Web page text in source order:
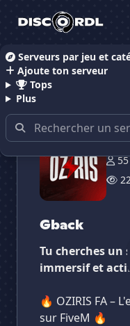
Serveurs par jeu et
Ajoute ton serveur
Tops
Plus
Accueil Serveurs
Gback
Tu cherches un
immersif et actif
🔥 OZIRIS FA –
sur FiveM 🔥
Vote
Es-tu sûr de